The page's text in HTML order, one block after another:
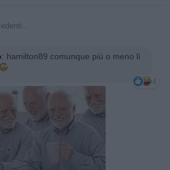
: hamilton89 comunque più o meno lì
4